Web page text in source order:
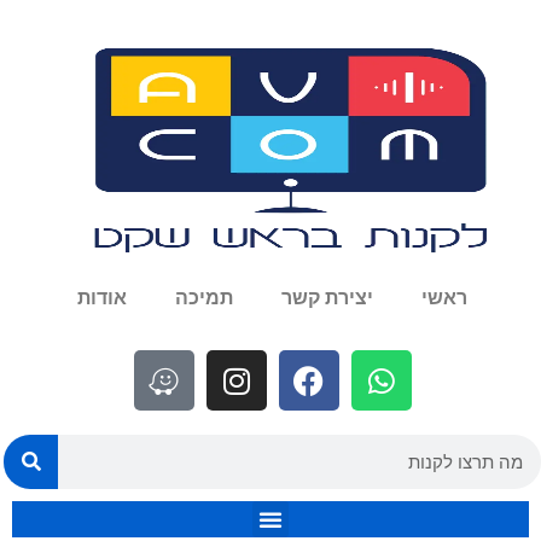
ראשי יצירת קשר תמיכה אודות